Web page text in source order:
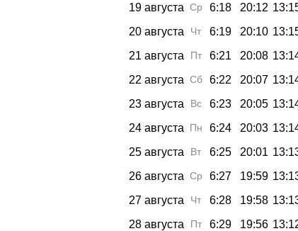
19 августа Ср 6:18 20:12
20 августа
Чт 6:19 20:10
21 августа
Пт 6:21 20:08
22 августа Сб 6:22 20:07
23 августа
Вс 6:23 20:05
24 августа
Пн 6:24 20:03
25 августа
Вт 6:25 20:01
26 августа Ср 6:27 19:59
27 августа
Чт 6:28 19:58
28 августа
Пт 6:29 19:56